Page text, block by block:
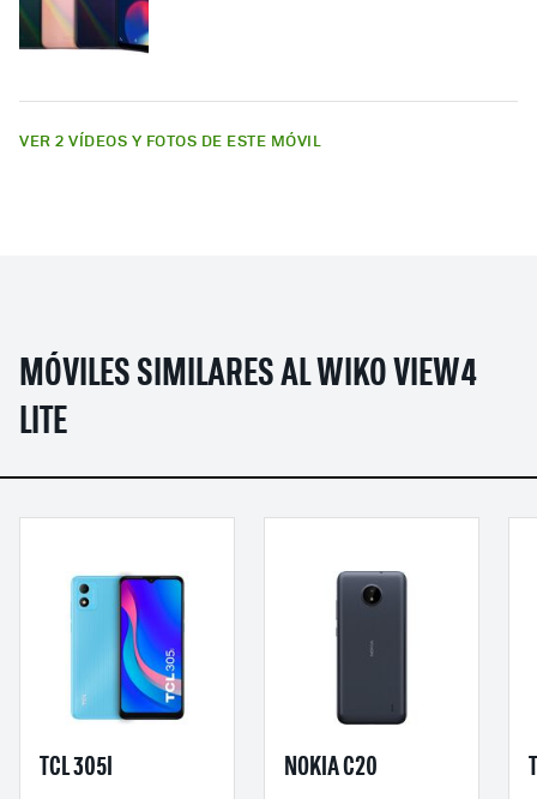
VER 2 VÍDEOS Y FOTOS DE ESTE MÓVIL
MÓVILES SIMILARES AL WIKO VIEW4
LITE
TCL 305I NOKIA C20